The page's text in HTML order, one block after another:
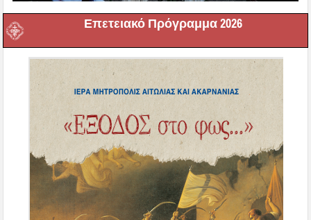
Επετειακό Πρόγραμμα 2026